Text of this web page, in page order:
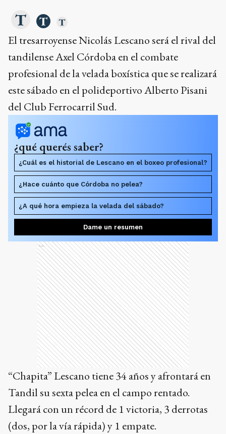
El tresarroyense Nicolás Lescano será el rival del
tandilense Axel Córdoba en el combate
profesional de la velada boxística que se realizará
este sábado en el polideportivo Alberto Pisani
del Club Ferrocarril Sud.
¿qué querés saber?
¿Cuál es el historial de Lescano en el boxeo profesional?
¿Hace cuánto que Córdoba no pelea?
¿A qué hora empieza la velada del sábado?
Dame un resumen
Ads
“Chapita” Lescano tiene 34 años y afrontará en
Tandil su sexta pelea en el campo rentado.
Llegará con un récord de 1 victoria, 3 derrotas
(dos, por la vía rápida) y 1 empate.